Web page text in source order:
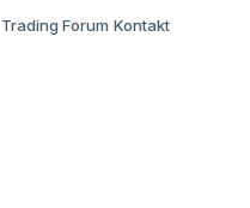
Trading Forum Kontakt